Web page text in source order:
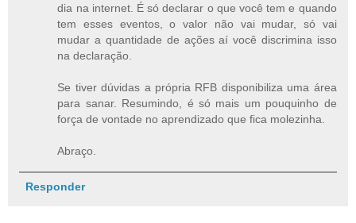
dia na internet. É só declarar o que você tem e quando
tem esses eventos, o valor não vai mudar, só vai
mudar a quantidade de ações aí você discrimina isso
na declaração.
Se tiver dúvidas a própria RFB disponibiliza uma área
para sanar. Resumindo, é só mais um pouquinho de
força de vontade no aprendizado que fica molezinha.
Abraço.
Responder